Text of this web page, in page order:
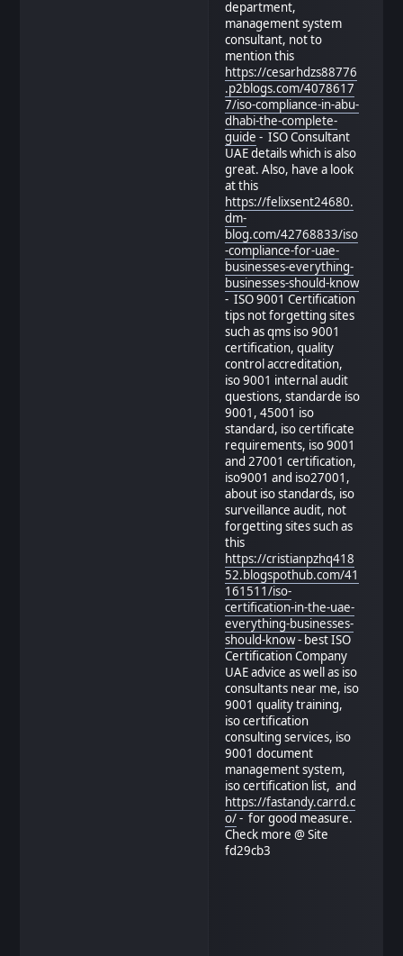
department,
management system
consultant, not to
mention this
https://cesarhdzs88776
.p2blogs.com/4078617
7/iso-compliance-in-abu-
dhabi-the-complete-
guide - ISO Consultant
UAE details which is also
great. Also, have a look
at this
https://felixsent24680.
dm-
blog.com/42768833/iso
-compliance-for-uae-
businesses-everything-
businesses-should-know
- ISO 9001 Certification
tips not forgetting sites
such as qms iso 9001
certification, quality
control accreditation,
iso 9001 internal audit
questions, standarde iso
9001, 45001 iso
standard, iso certificate
requirements, iso 9001
and 27001 certification,
iso9001 and iso27001,
about iso standards, iso
surveillance audit, not
forgetting sites such as
this
https://cristianpzhq418
52.blogspothub.com/41
161511/iso-
certification-in-the-uae-
everything-businesses-
should-know- best ISO
Certification Company
UAE advice as well as iso
consultants near me, iso
9001 quality training,
iso certification
consulting services, iso
9001 document
management system,
iso certification list, and
https://fastandy.carrd.c
o/- for good measure.
Check more @ Site
fd29cb3